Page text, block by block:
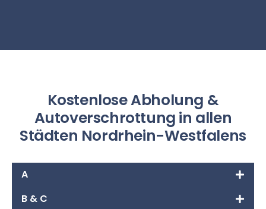
Kostenlose Abholung &
Autoverschrottung in allen
Städten Nordrhein-Westfalens
A
B & C